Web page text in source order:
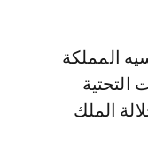
المملكة
التحتية
الملك